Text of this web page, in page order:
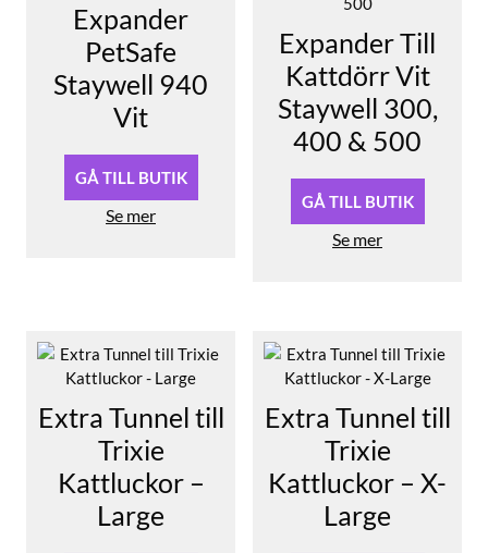
Expander
PetSafe
Staywell 940
Vit
GÅ TILL BUTIK
Se mer
Expander Till
Kattdörr Vit
Staywell 300,
400 & 500
GÅ TILL BUTIK
Se mer
Extra Tunnel till
Trixie
Kattluckor –
Large
Extra Tunnel till
Trixie
Kattluckor – X-
Large